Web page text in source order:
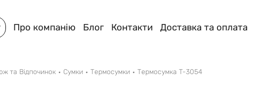
Про компанію Блог Контакти Доставка та оплата
та Відпочинок Сумки Термосумки Термосумка T-3054